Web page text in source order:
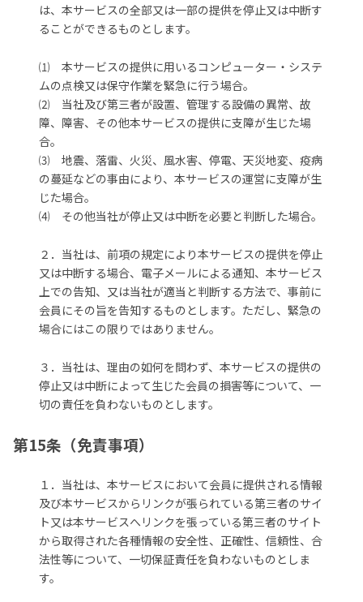
は、本サービスの全部又は一部の提供を停止又は中断す
ることができるものとします。
⑴ 本サービスの提供に用いるコンピューター・システ
ムの点検又は保守作業を緊急に行う場合。
⑵ 当社及び第三者が設置、管理する設備の異常、故
障、障害、その他本サービスの提供に支障が生じた場
合。
⑶ 地震、落雷、火災、風水害、停電、天災地変、疫病
の蔓延などの事由により、本サービスの運営に支障が生
じた場合。
⑷ その他当社が停止又は中断を必要と判断した場合。
２．当社は、前項の規定により本サービスの提供を停止
又は中断する場合、電子メールによる通知、本サービス
上での告知、又は当社が適当と判断する方法で、事前に
会員にその旨を告知するものとします。ただし、緊急の
場合にはこの限りではありません。
３．当社は、理由の如何を問わず、本サービスの提供の
停止又は中断によって生じた会員の損害等について、一
切の責任を負わないものとします。
第15条（免責事項）
１．当社は、本サービスにおいて会員に提供される情報
及び本サービスからリンクが張られている第三者のサイ
ト又は本サービスへリンクを張っている第三者のサイト
から取得された各種情報の安全性、正確性、信頼性、合
法性等について、一切保証責任を負わないものとしま
す。